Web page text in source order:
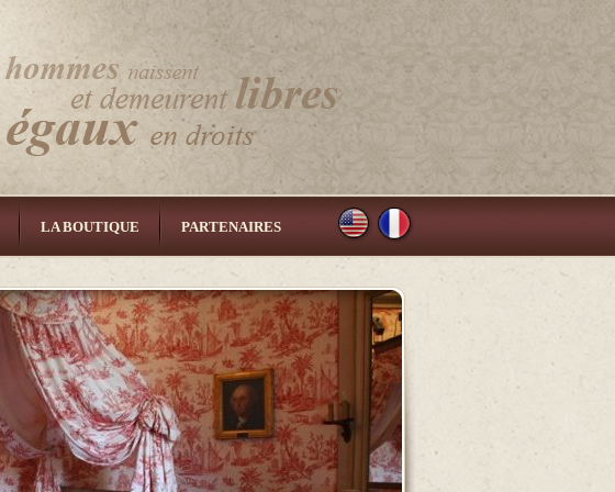
LA BOUTIQUE PARTENAIRES